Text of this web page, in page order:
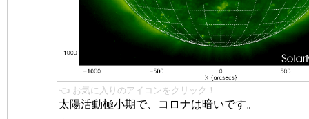
👈 お気に入りのアイコンをクリック！
太陽活動極小期で、コロナは暗いです。